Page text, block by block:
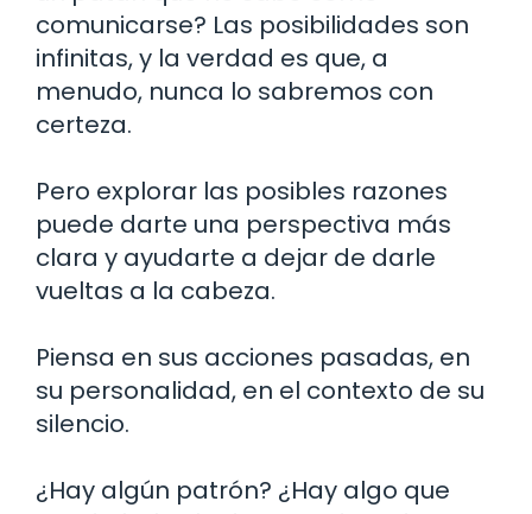
comunicarse? Las posibilidades son
infinitas, y la verdad es que, a
menudo, nunca lo sabremos con
certeza.
Pero explorar las posibles razones
puede darte una perspectiva más
clara y ayudarte a dejar de darle
vueltas a la cabeza.
Piensa en sus acciones pasadas, en
su personalidad, en el contexto de su
silencio.
¿Hay algún patrón? ¿Hay algo que